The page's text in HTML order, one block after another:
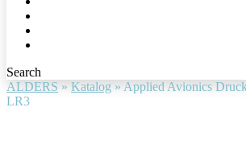
Search
ALDERS » Katalog » Applied Avionics
LR3